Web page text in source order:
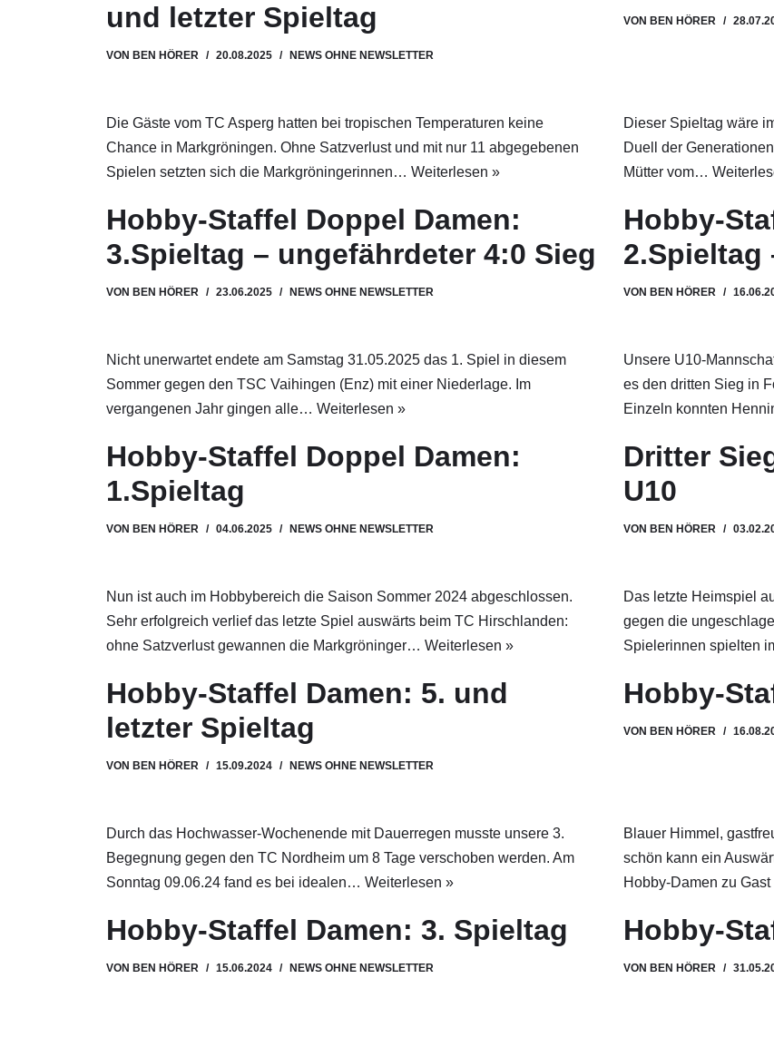
und letzter Spieltag
VON BEN HÖRER 20.08.2025 NEWS OHNE NEWSLETTER
VON BEN HÖRER
Die Gäste vom TC Asperg hatten bei tropischen Temperaturen keine
Chance in Markgröningen. Ohne Satzverlust und mit nur 11 abgegebenen
Spielen setzten sich die Markgröningerinnen… Weiterlesen »
Hobby-Staffel Doppel Damen:
3.Spieltag – ungefährdeter 4:0 Sieg
VON BEN HÖRER 23.06.2025 NEWS OHNE NEWSLETTER
Dieser Spieltag wäre
Duell der
Mütter vom…
Hobby-
2.Spieltag
VON BEN HÖRER
Nicht unerwartet endete am Samstag 31.05.2025 das 1. Spiel in diesem
Sommer gegen den TSC Vaihingen (Enz) mit einer Niederlage. Im
vergangenen Jahr gingen alle… Weiterlesen »
Hobby-Staffel Doppel Damen:
1.Spieltag
VON BEN HÖRER 04.06.2025 NEWS OHNE NEWSLETTER
Unsere U10-
es den dritten Sieg in
Einzeln konnten
Dritter
U10
VON BEN HÖRER
Nun ist auch im Hobbybereich die Saison Sommer 2024 abgeschlossen.
Sehr erfolgreich verlief das letzte Spiel auswärts beim TC Hirschlanden:
ohne Satzverlust gewannen die Markgröninger… Weiterlesen »
Hobby-Staffel Damen: 5. und
letzter Spieltag
VON BEN HÖRER 15.09.2024 NEWS OHNE NEWSLETTER
Das letzte Heimspiel
gegen die
Spielerinnen spielten
Hobby-
VON BEN HÖRER
Durch das Hochwasser-Wochenende mit Dauerregen musste unsere 3.
Begegnung gegen den TC Nordheim um 8 Tage verschoben werden. Am
Sonntag 09.06.24 fand es bei idealen… Weiterlesen »
Hobby-Staffel Damen: 3. Spieltag
VON BEN HÖRER 15.06.2024 NEWS OHNE NEWSLETTER
Blauer Himmel,
schön kann ein
Hobby-Damen zu
Hobby-
VON BEN HÖRER